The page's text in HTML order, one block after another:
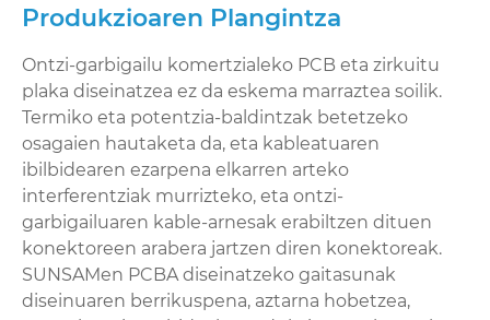
Produkzioaren Plangintza
Ontzi-garbigailu komertzialeko PCB eta zirkuitu
plaka diseinatzea ez da eskema marraztea soilik.
Termiko eta potentzia-baldintzak betetzeko
osagaien hautaketa da, eta kableatuaren
ibilbidearen ezarpena elkarren arteko
interferentziak murrizteko, eta ontzi-
garbigailuaren kable-arnesak erabiltzen dituen
konektoreen arabera jartzen diren konektoreak.
SUNSAMen PCBA diseinatzeko gaitasunak
diseinuaren berrikuspena, aztarna hobetzea,